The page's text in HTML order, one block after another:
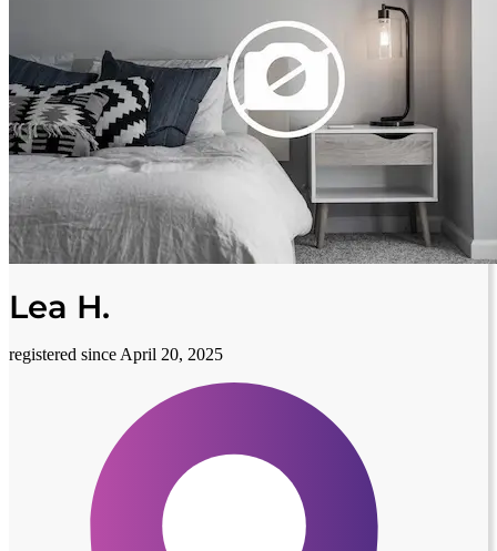
Lea H.
registered since April 20, 2025